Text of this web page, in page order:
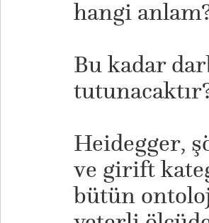
hangi
Bu kadar
Heidegger,
ve girift
bütün